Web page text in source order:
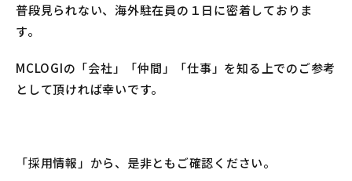
普段見られない、海外駐在員の１日に密着しておりま
す。
MCLOGIの「会社」「仲間」「仕事」を知る上でのご参考
として頂ければ幸いです。
「採用情報」から、是非ともご確認ください。